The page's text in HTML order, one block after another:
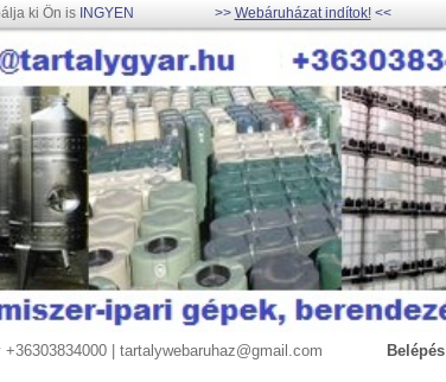
ki Ön is INGYEN >> Webáruházat indítok!<<
| tartalywebaruhaz@gmail.com Belépés